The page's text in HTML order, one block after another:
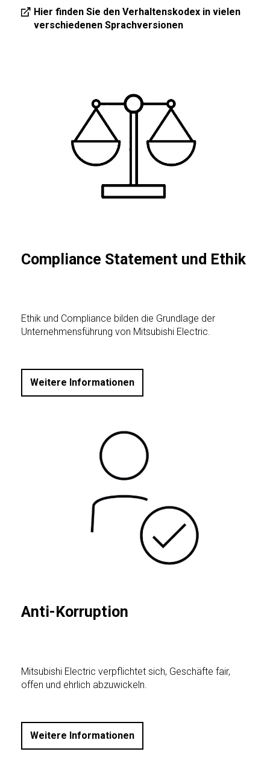
Hier finden Sie den Verhaltenskodex in vielen
verschiedenen Sprachversionen
Compliance Statement und Ethik
Ethik und Compliance bilden die Grundlage der
Unternehmensführung von Mitsubishi Electric.
Weitere Informationen
Anti-Korruption
Mitsubishi Electric verpflichtet sich, Geschäfte fair,
offen und ehrlich abzuwickeln.
Weitere Informationen